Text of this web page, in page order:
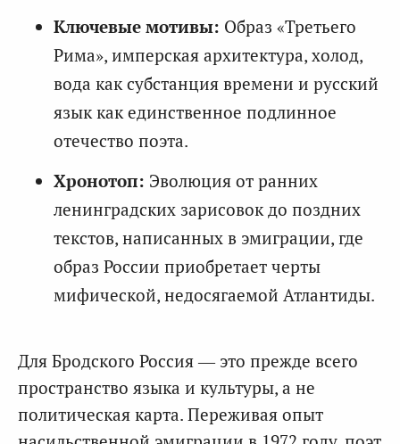
Ключевые мотивы: Образ «Третьего
Рима», имперская архитектура, холод,
вода как субстанция времени и русский
язык как единственное подлинное
отечество поэта.
Хронотоп: Эволюция от ранних
ленинградских зарисовок до поздних
текстов, написанных в эмиграции, где
образ России приобретает черты
мифической, недосягаемой Атлантиды.
Для Бродского Россия — это прежде всего
пространство языка и культуры, а не
политическая карта. Переживая опыт